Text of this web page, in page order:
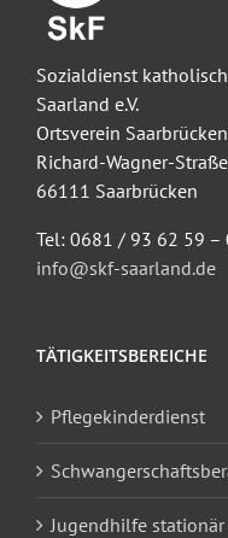
Sozialdienst
Saarland e.V.
Ortsverein Saarbrücken
Richard-Wagner-
66111 Saarbrücken
Tel: 0681 / 93 62 59 –
info@skf-saarland.de
TÄTIGKEITSBEREICHE
Pflegekinderdienst
Jugendhilfe